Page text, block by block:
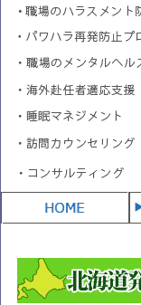
【最新動向】カス